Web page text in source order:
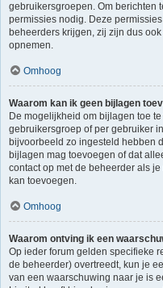
gebruikersgroepen. Om berichten
permissies nodig. Deze
beheerders krijgen, zij zijn dus
opnemen.
Omhoog
Waarom kan ik geen bijlagen
De mogelijkheid om bijlagen toe
gebruikersgroep of per gebruiker
bijvoorbeeld zo ingesteld hebben
bijlagen mag toevoegen of dat
contact op met de beheerder als
kan toevoegen.
Omhoog
Waarom ontving ik een
Op ieder forum gelden specifieke
de beheerder) overtreedt, kun je
van een waarschuwing naar je is